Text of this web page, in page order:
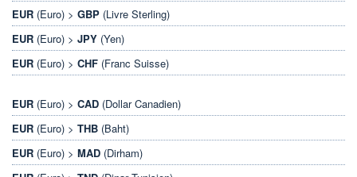
EUR (Euro) > GBP (Livre Sterling)
EUR (Euro) > JPY (Yen)
EUR (Euro) > CHF (Franc Suisse)
EUR (Euro) > CAD (Dollar Canadien)
EUR (Euro) > THB (Baht)
EUR (Euro) > MAD (Dirham)